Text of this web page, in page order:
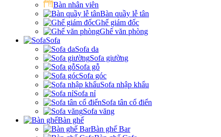
Bàn nhân viên
Bàn quầy lễ tân
Ghế giám đốc
Ghế văn phòng
Sofa
Sofa da
Sofa giường
Sofa gỗ
Sofa góc
Sofa nhập khẩu
Sofa nỉ
Sofa tân cổ điển
Sofa văng
Bàn ghế
Bàn ghế Bar